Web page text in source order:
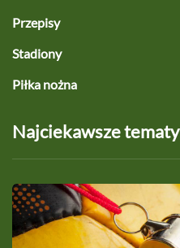
Przepisy
Stadiony
Piłka nożna
Najciekawsze tematy